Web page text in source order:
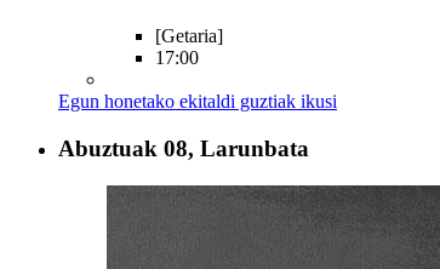
[Getaria]
17:00
Egun honetako ekitaldi guztiak ikusi
Abuztuak 08, Larunbata